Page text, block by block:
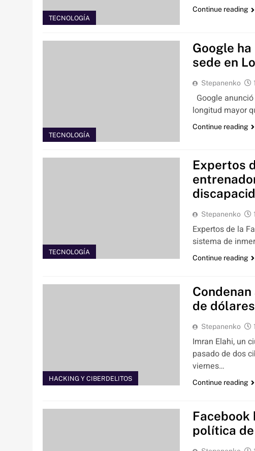
TECNOLOGÍA
Continue reading
TECNOLOGÍA
Google
sede en
Stepanenko
Google
longitud mayor
Continue reading
TECNOLOGÍA
Expertos
Stepanenko
Expertos de la
sistema de
Continue reading
HACKING Y CIBERDELITOS
de
Stepanenko
Imran Elahi, un
pasado de dos
viernes…
Continue reading
Facebook
política